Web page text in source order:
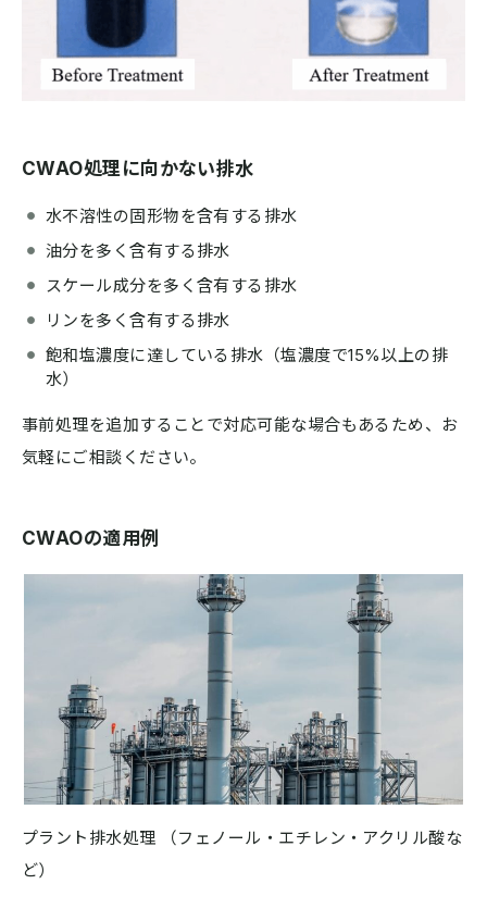
CWAO処理に向かない排水
水不溶性の固形物を含有する排水
油分を多く含有する排水
スケール成分を多く含有する排水
リンを多く含有する排水
飽和塩濃度に達している排水（塩濃度で15%以上の排
水）
事前処理を追加することで対応可能な場合もあるため、お
気軽にご相談ください。
CWAOの適用例
プラント排水処理 （フェノール・エチレン・アクリル酸な
ど）